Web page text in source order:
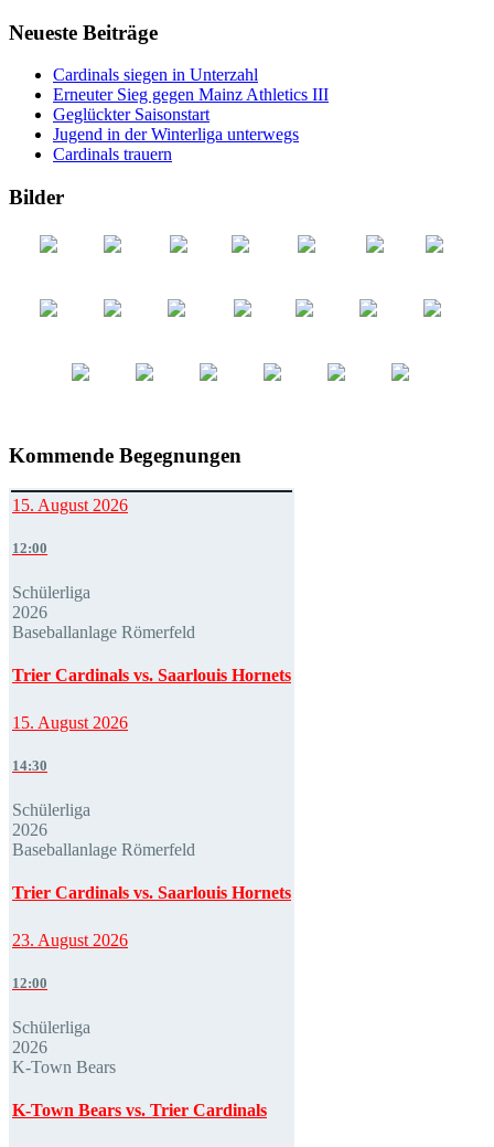
Neueste Beiträge
Cardinals siegen in Unterzahl
Erneuter Sieg gegen Mainz Athletics III
Geglückter Saisonstart
Jugend in der Winterliga unterwegs
Cardinals trauern
Bilder
Kommende Begegnungen
15. August 2026
12:00
Schülerliga
2026
Baseballanlage Römerfeld
Trier Cardinals vs. Saarlouis Hornets
15. August 2026
14:30
Schülerliga
2026
Baseballanlage Römerfeld
Trier Cardinals vs. Saarlouis Hornets
23. August 2026
12:00
Schülerliga
2026
K-Town Bears
K-Town Bears vs. Trier Cardinals